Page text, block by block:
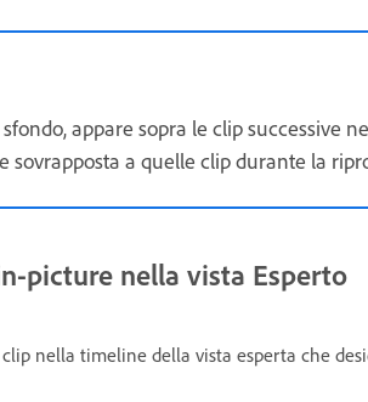
appare sopra le clip successive
a quelle clip durante la
picture nella vista Esperto
nella timeline della vista esperta che